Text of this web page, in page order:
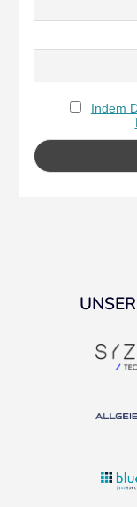
Indem